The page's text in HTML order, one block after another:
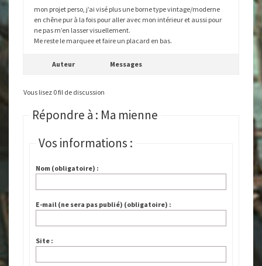
mon projet perso, j’ai visé plus une borne type vintage/moderne
en chêne pur à la fois pour aller avec mon intérieur et aussi pour
ne pas m’en lasser visuellement.
Me reste le marquee et faire un placard en bas.
Auteur Messages
Vous lisez 0 fil de discussion
Répondre à : Ma mienne
Vos informations :
Nom (obligatoire) :
E-mail (ne sera pas publié) (obligatoire) :
Site :